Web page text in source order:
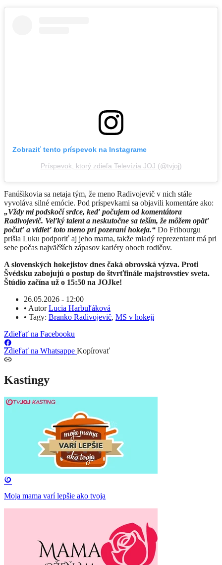
Zobraziť tento príspevok na Instagrame
Príspevok, ktorý zdieľa Televízia JOJ (@tvjoj)
Fanúšikovia sa netaja tým, že meno Radivojevič v nich stále
vyvoláva silné emócie. Pod príspevkami sa objavili komentáre ako:
„Vždy mi podskočí srdce, keď počujem od komentátora
Radivojevič. Veľký talent a neskutočne sa teším, že môžem opäť
počuť a vidieť toto meno pri pozeraní hokeja.“ Do Fribourgu
prišla Luku podporiť aj jeho mama, takže mladý reprezentant má pri
sebe počas najväčších zápasov kariéry oboch rodičov.
A slovenských hokejistov dnes čaká obrovská výzva. Proti
Švédsku zabojujú o postup do štvrťfinále majstrovstiev sveta.
Štúdio začína už o 15:50 na JOJke!
26.05.2026 - 12:00
• AutorLucia Harbuľáková
• Tagy: Branko Radivojevič, MS v hokeji
Zdieľať na Facebooku
Zdieľať na Whatsappe Kopírovať
Kastingy
Moja mama varí lepšie ako tvoja